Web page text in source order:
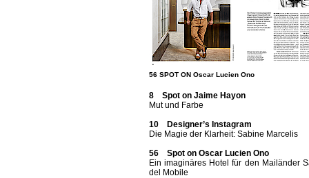
56 SPOT ON Oscar Lucien Ono
8 Spot on Jaime Hayon
Mut und Farbe
10 Designer’s Instagram
Die Magie der Klarheit: Sabine Marcelis
56 Spot on Oscar Lucien Ono
Ein imaginäres Hotel für den Mailänder
del Mobile